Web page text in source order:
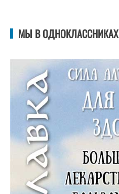
МЫ В ОДНОКЛАССНИКАХ